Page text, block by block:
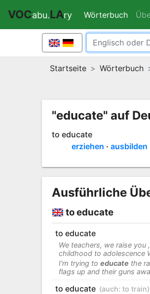
VOCabu.LAry Wörterbuch
Startseite Wörterbuch
"educate" auf
to educate
erziehen
ausbilden
Ausführliche
to educate
to educate
We teachers, we raise you
childhood to adolescence
I'm trying to educate the
flags up and their guns
to educate (auch: to train)